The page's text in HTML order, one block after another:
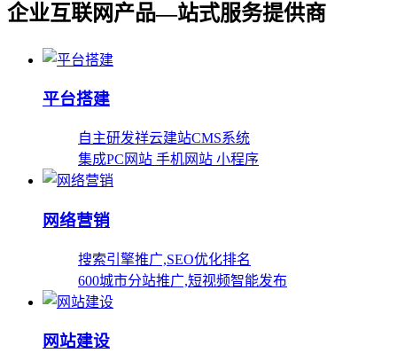
企业互联网产品—站式服务提供商
平台搭建
自主研发祥云建站CMS系统
集成PC网站 手机网站 小程序
网络营销
搜索引擎推广,SEO优化排名
600城市分站推广,短视频智能发布
网站建设